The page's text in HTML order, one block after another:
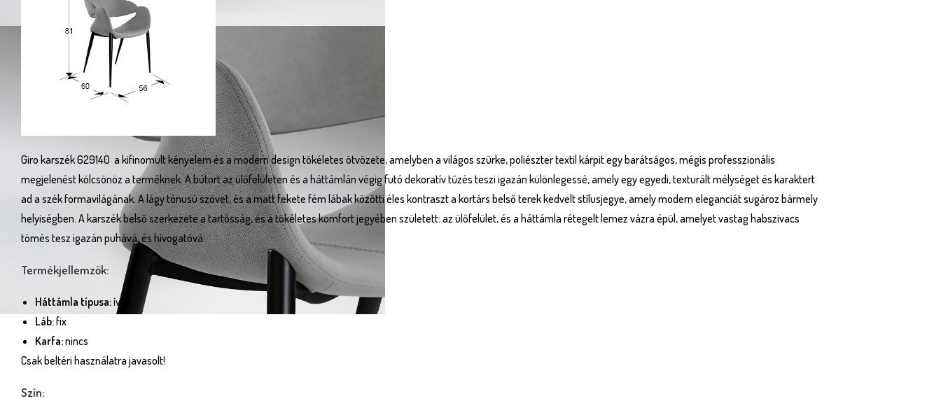
Giro karszék 629140 a kifinomult kényelem és a modern design tökéletes ötvözete, amelyben a világos szürke, poliészter textil kárpit egy barátságos, mégis professzionális
megjelenést kölcsönöz a terméknek. A bútort az ülőfelületen és a háttámlán végig futó dekoratív tűzés teszi igazán különlegessé, amely egy egyedi, texturált mélységet és karaktert
ad a szék formavilágának. A lágy tónusú szövet, és a matt fekete fém lábak közötti éles kontraszt a kortárs belső terek kedvelt stílusjegye, amely modern eleganciát sugároz bármely
helyiségben. A karszék belső szerkezete a tartósság, és a tökéletes komfort jegyében született: az ülőfelület, és a háttámla rétegelt lemez vázra épül, amelyet vastag habszivacs
tömés tesz igazán puhává, és hívogatóvá.
Termékjellemzők:
Háttámla típusa:ívelt
Láb:fix
Karfa:nincs
Csak beltéri használatra javasolt!
Szín: